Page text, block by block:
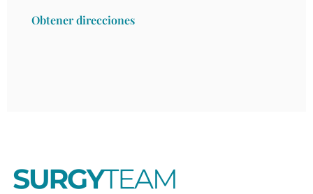
Obtener direcciones